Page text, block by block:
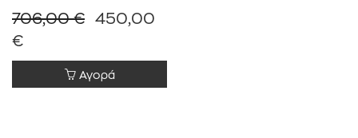
Σετ
706,00 € 450,00
€
Αγορά